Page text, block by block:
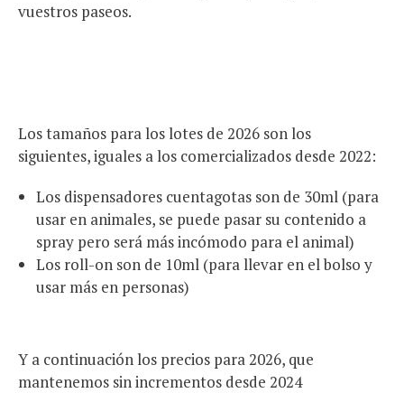
vuestros paseos.
Los tamaños para los lotes de 2026 son los
siguientes, iguales a los comercializados desde 2022:
Los dispensadores cuentagotas son de 30ml (para
usar en animales, se puede pasar su contenido a
spray pero será más incómodo para el animal)
Los roll-on son de 10ml (para llevar en el bolso y
usar más en personas)
Y a continuación los precios para 2026, que
mantenemos sin incrementos desde 2024